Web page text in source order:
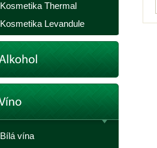
Kosmetika Thermal
Kosmetika Levandule
Bílá vína